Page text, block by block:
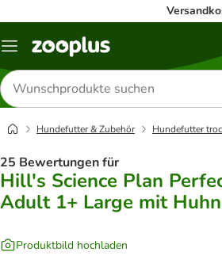
Menü
Produkte
suchen
Hundefutter & Zubehör Hundefutter
25 Bewertungen für
Hill's Science Plan
Adult 1+ Large mit Huhn
Produktbild hochladen